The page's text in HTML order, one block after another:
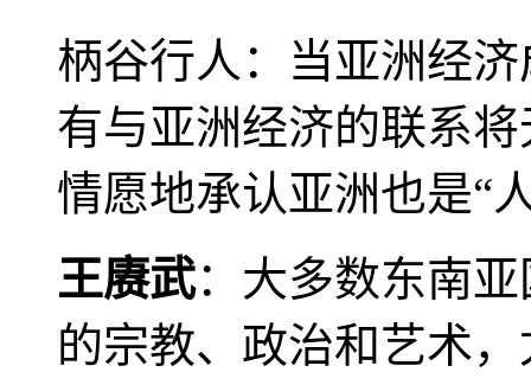
柄谷行人：当亚洲经
有与亚洲经济的联系
情愿地承认亚洲也是“
王赓武：大多数东南
的宗教、政治和艺术